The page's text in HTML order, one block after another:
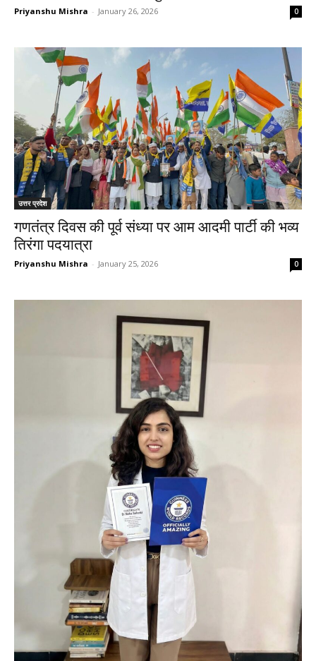
Priyanshu Mishra - January 26, 2026 0
उत्तर प्रदेश
गणतंत्र दिवस की पूर्व संध्या पर आम आदमी पार्टी की भव्य
तिरंगा पदयात्रा
Priyanshu Mishra - January 25, 2026 0